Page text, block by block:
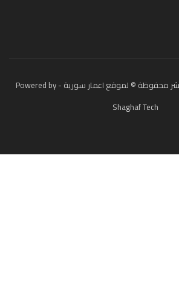
جميع حقوق الطبع و النشر محفوظة © لموقع اعمار سورية - Powered by
Shaghaf Tech